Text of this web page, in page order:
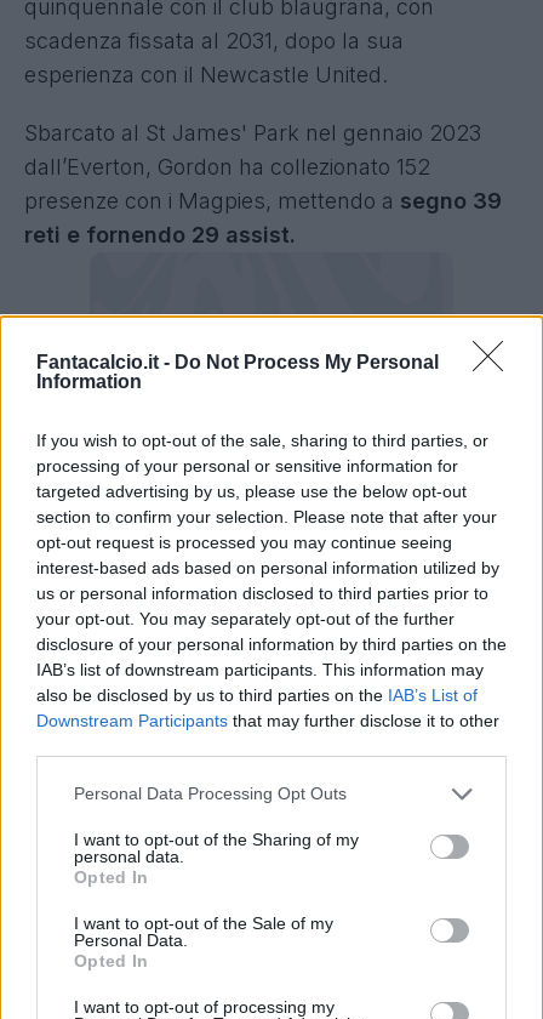
Fantacalcio.it - Do Not Process My Personal
Information
If you wish to opt-out of the sale, sharing to third parties, or
processing of your personal or sensitive information for
targeted advertising by us, please use the below opt-out
section to confirm your selection. Please note that after your
opt-out request is processed you may continue seeing
interest-based ads based on personal information utilized by
us or personal information disclosed to third parties prior to
your opt-out. You may separately opt-out of the further
disclosure of your personal information by third parties on the
IAB’s list of downstream participants. This information may
also be disclosed by us to third parties on the IAB’s List of
Downstream Participants that may further disclose it to other
Personal Data Processing Opt Outs
I want to opt-out of the Sharing of my
personal data.
Opted In
I want to opt-out of the Sale of my
Personal Data.
Opted In
I want to opt-out of processing my
quinquennale con il club blaugrana, con
scadenza fissata al 2031, dopo la sua
esperienza con il Newcastle United.
Sbarcato al St James' Park nel gennaio 2023
dall’Everton, Gordon ha collezionato 152
presenze con i Magpies, mettendo a segno 39
reti e fornendo 29 assist.
il comunicato del Barcellona
sull'arrivo di Gordon
"L'ala inglese firmerà fino al 2031dopo
aver avuto un impatto nel calcio europeo